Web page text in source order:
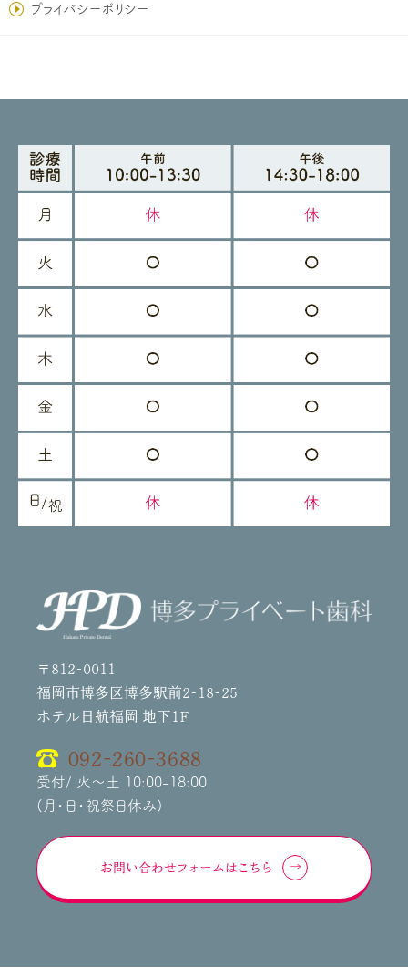
プライバシーポリシー
〒812-0011
福岡市博多区博多駅前2-18-25
ホテル日航福岡 地下1F
092-260-3688
受付/ 火～土 10:00-18:00
(月・日・祝祭日休み)
お問い合わせフォームはこちら